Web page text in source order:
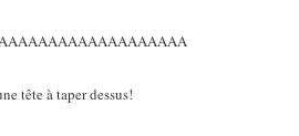
tête à taper dessus!